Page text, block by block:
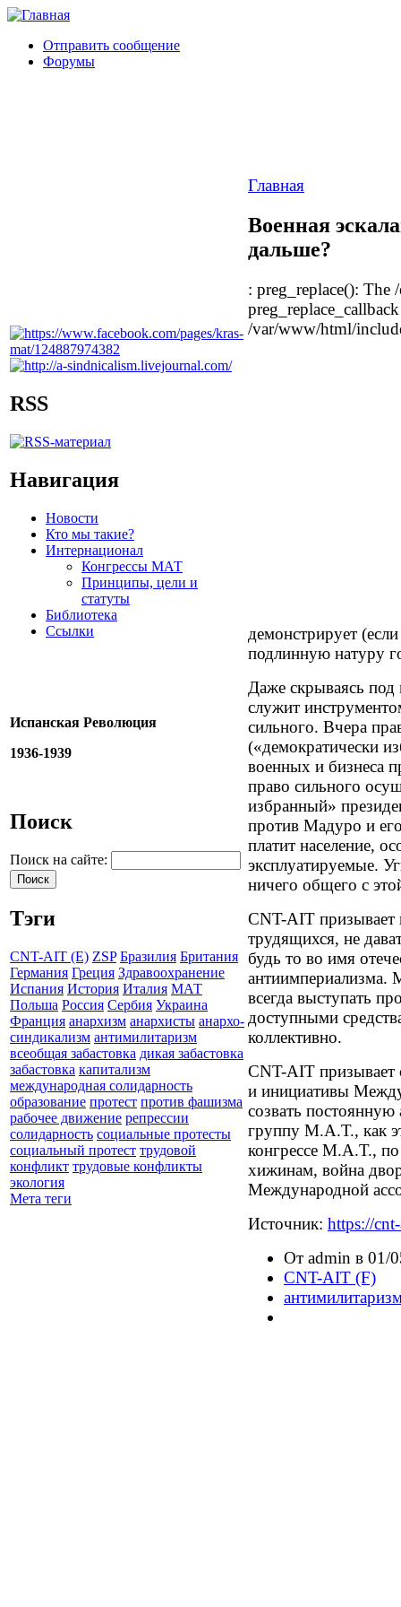
Отправить сообщение
Форумы
RSS
Навигация
Новости
Кто мы такие?
Интернационал
Конгрессы МАТ
Принципы, цели и
статуты
Библиотека
Ссылки
Испанская Революция
1936-1939
Поиск
Поиск на сайте:
Тэги
CNT-AIT (E) ZSP Бразилия Британия
Германия Греция Здравоохранение
Испания История Италия МАТ
Польша Россия Сербия Украина
Франция анархизм анархисты анархо-
синдикализм антимилитаризм
всеобщая забастовка дикая забастовка
забастовка капитализм
международная солидарность
образование протест против фашизма
рабочее движение репрессии
солидарность социальные протесты
социальный протест трудовой
конфликт трудовые конфликты
экология
Мета теги
Главная
Военная
дальше?
: preg_replace(): The
/var/www/html/
демонстрирует
подлинную натуру
Даже скрываясь под
служит
сильного. Вчера
(«демократически
военных и бизнеса
право сильного
избранный»
против Мадуро и
платит население,
эксплуатируемые.
ничего общего с
CNT-AIT призывает
трудящихся, не
будь то во имя
всегда выступать
доступными
коллективно.
CNT-AIT призывает
и инициативы
созвать
группу М.А.Т., как
конгрессе М.А.Т.,
хижинам, война
Международной
Источник: https://
От admin в 01/
CNT-AIT (F)